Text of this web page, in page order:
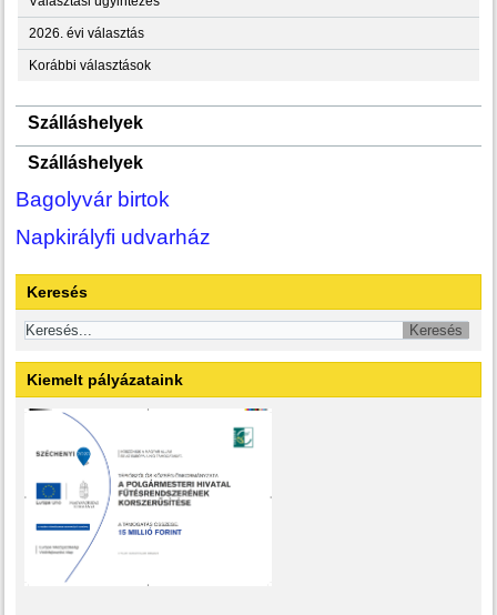
2026. évi választás
Korábbi választások
Szálláshelyek
Szálláshelyek
Bagolyvár birtok
Napkirályfi udvarház
Keresés
Kiemelt pályázataink